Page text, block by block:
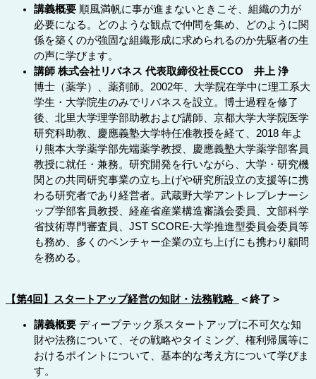
講義概要 順風満帆に事が進まないときこそ、組織の力が
必要になる。どのような観点で仲間を集め、どのように関
係を築くのが強固な組織形成に求められるのか先駆者の生
の声に学びます。
講師 株式会社リバネス 代表取締役社長CCO 井上 浄
博士（薬学）、薬剤師。2002年、大学院在学中に理工系大
学生・大学院生のみでリバネスを設立。博士過程を修了
後、北里大学理学部助教および講師、京都大学大学院医学
研究科助教、慶應義塾大学特任准教授を経て、2018 年よ
り熊本大学薬学部先端薬学教授、慶應義塾大学薬学部客員
教授に就任・兼務。研究開発を行いながら、大学・研究機
関との共同研究事業の立ち上げや研究所設立の支援等に携
わる研究者であり経営者。武蔵野大学アントレプレナーシ
ップ学部客員教授、経産省産業構造審議会委員、文部科学
省技術専門審査員、JST SCORE-大学推進型委員会委員等
も務め、多くのベンチャー企業の立ち上げにも携わり顧問
を務める。
【第4回】スタートアップ経営の知財・法務戦略 ＜終了＞
講義概要 ディープテック系スタートアップに不可欠な知
財や法務について、その戦略やタイミング、権利帰属等に
おけるポイントについて、基本的な考え方について学びま
す。